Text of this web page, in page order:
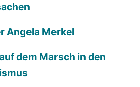
Angela Merkel
dem Marsch in den